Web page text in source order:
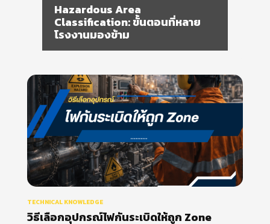
Hazardous Area
Classification: ขั้นตอนที่หลาย
โรงงานมองข้าม
TECHNICAL KNOWLEDGE
วิธีเลือกอุปกรณ์ไฟกันระเบิดให้ถูก Zone